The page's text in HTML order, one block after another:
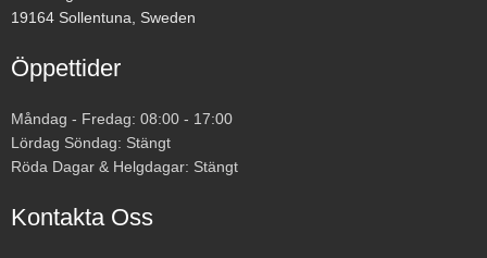
19164 Sollentuna, Sweden
Öppettider
Måndag - Fredag: 08:00 - 17:00
Lördag Söndag: Stängt
Röda Dagar & Helgdagar: Stängt
Kontakta Oss